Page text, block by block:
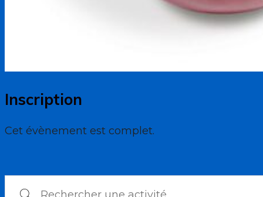
Inscription
Cet évènement est complet.
Rechercher une activité